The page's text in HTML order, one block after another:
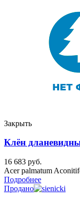
Закрыть
Клён
16 683 руб.
Acer palmatum
Подробнее
Продано